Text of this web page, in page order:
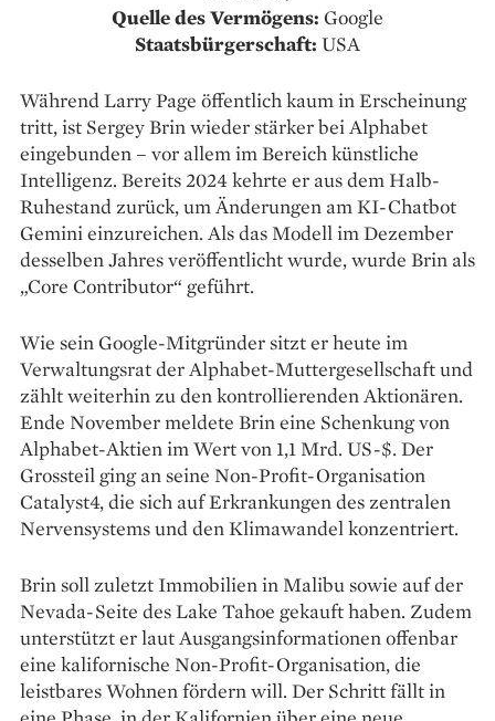
Quelle des Vermögens: Google
Staatsbürgerschaft: USA
Während Larry Page öffentlich kaum in Erscheinung
tritt, ist Sergey Brin wieder stärker bei Alphabet
eingebunden – vor allem im Bereich künstliche
Intelligenz. Bereits 2024 kehrte er aus dem Halb-
Ruhestand zurück, um Änderungen am KI-Chatbot
Gemini einzureichen. Als das Modell im Dezember
desselben Jahres veröffentlicht wurde, wurde Brin als
„Core Contributor“ geführt.
Wie sein Google-Mitgründer sitzt er heute im
Verwaltungsrat der Alphabet-Muttergesellschaft und
zählt weiterhin zu den kontrollierenden Aktionären.
Ende November meldete Brin eine Schenkung von
Alphabet-Aktien im Wert von 1,1 Mrd. US-$. Der
Grossteil ging an seine Non-Profit-Organisation
Catalyst4, die sich auf Erkrankungen des zentralen
Nervensystems und den Klimawandel konzentriert.
Brin soll zuletzt Immobilien in Malibu sowie auf der
Nevada-Seite des Lake Tahoe gekauft haben. Zudem
unterstützt er laut Ausgangsinformationen offenbar
eine kalifornische Non-Profit-Organisation, die
leistbares Wohnen fördern will. Der Schritt fällt in